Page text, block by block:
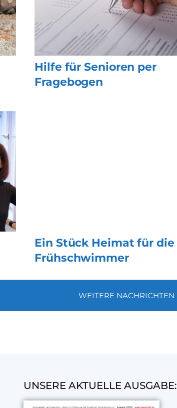
Hilfe für Senioren per
Fragebogen
Ein Stück Heimat für die
Frühschwimmer
WEITERE NACHRICHTEN
UNSERE AKTUELLE AUSGABE: